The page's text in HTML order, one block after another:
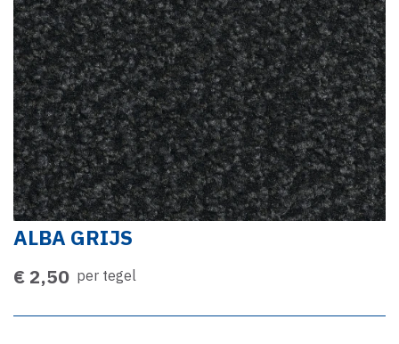
ALBA GRIJS
€ 2,50 per tegel